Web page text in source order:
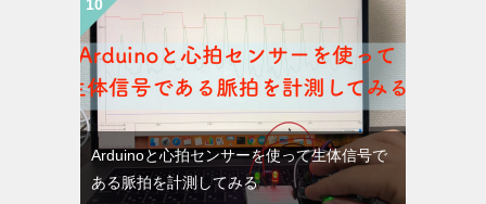
Arduinoと心拍センサーを使って生体信号で
ある脈拍を計測してみる